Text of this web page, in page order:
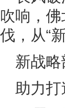
吹响，
伐，从“
新战略
助力